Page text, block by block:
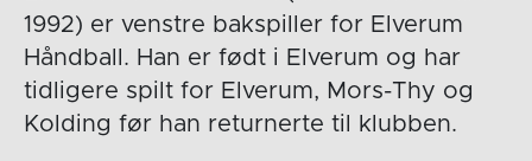
1992) er venstre bakspiller for Elverum
Håndball. Han er født i Elverum og har
tidligere spilt for Elverum, Mors-Thy og
Kolding før han returnerte til klubben.